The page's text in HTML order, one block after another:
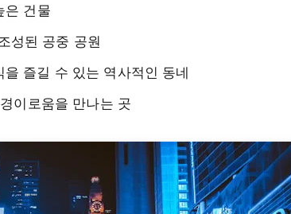
은 건물
성된 공중 공원
즐길 수 있는 역사적인 동네
이로움을 만나는 곳